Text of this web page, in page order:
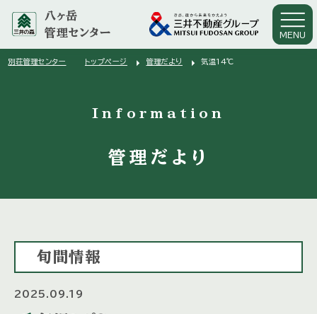
八ヶ岳
管理センター
MENU
別荘管理センター トップページ arrow_right 管理だより arrow_right 気温14℃
Information
管理だより
旬間情報
2025.09.19